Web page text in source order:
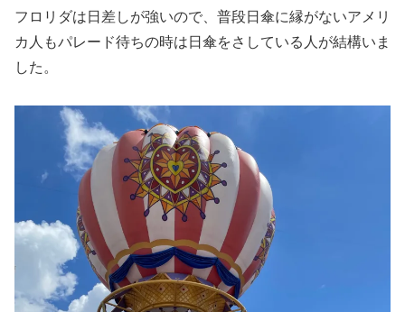
フロリダは日差しが強いので、普段日傘に縁がないアメリ
カ人もパレード待ちの時は日傘をさしている人が結構いま
した。